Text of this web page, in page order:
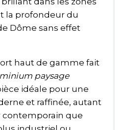
la profondeur du
Dôme sans effet
haut de gamme fait
paysage
idéale pour une
et raffinée, autant
que